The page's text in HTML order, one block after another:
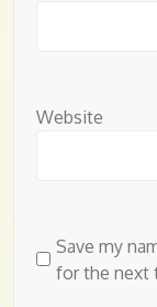
Website
Save my
for the next